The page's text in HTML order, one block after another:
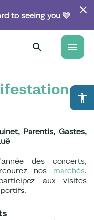
to seeing you 🩵
menu
accessibility
Parentis, Gastes,
des concerts,
nos marchés,
aux visites